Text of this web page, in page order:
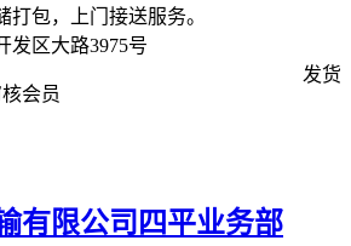
包，上门接送服务。
发区大路3975号
会员
发货
有限公司四平业务部